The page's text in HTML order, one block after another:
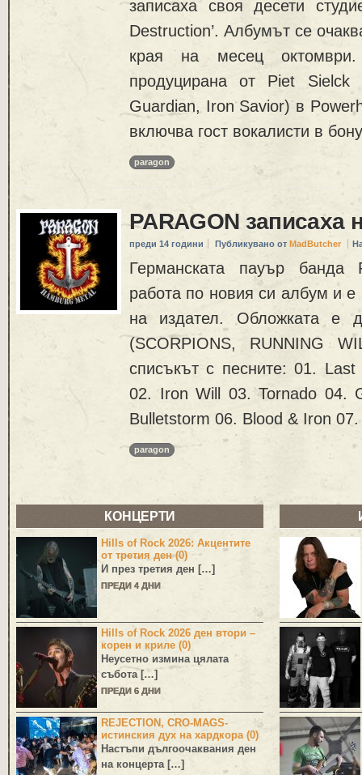
записаха своя десети
Destruction’. Албумът се
края на месец
продуцирана от Piet Sielck
Guardian, Iron Savior) в
включва гост вокалисти в
paragon
PARAGON записаха
преди 14 години Публикувано от MadButcher
Германската пауър банда
работа по новия си албум и е
на издател. Обложката
(SCORPIONS, RUNNING
списъкът с песните: 01.
02. Iron Will 03. Tornado 04.
Bulletstorm 06. Blood & Iron
paragon
КОНЦЕРТИ
Hills of Rock 2026: Акцентите
от третия ден (0)
И през третия ден […]
ПРЕДИ 4 ДНИ
Hills of Rock 2026 ден втори –
корен и криле (0)
Неусетно измина цялата
събота […]
ПРЕДИ 6 ДНИ
REJECTION, CRO-MAGS-
истинския дух на хардкора (0)
Настъпи дългоочаквания ден
на концерта […]